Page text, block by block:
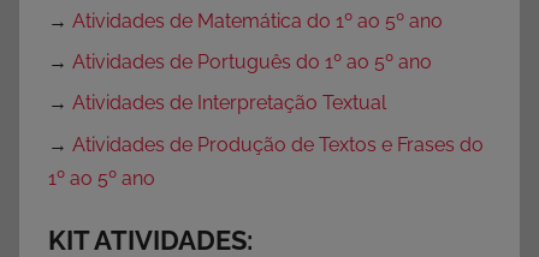
→ Atividades de Matemática do 1º ao 5º ano
→ Atividades de Português do 1º ao 5º ano
→ Atividades de Interpretação Textual
→ Atividades de Produção de Textos e Frases do
1º ao 5º ano
KIT ATIVIDADES: